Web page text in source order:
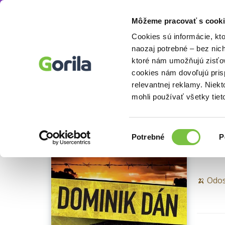
Môžeme pracovať s
Cookies sú informácie,
naozaj potrebné – bez
ktoré nám umožňujú
cookies nám dovoľujú
relevantnej reklamy.
mohli používať všetky
súhlasu
Potrebné
Beletria knihy Detektívky, trilery a
Ukážka
V
🍌